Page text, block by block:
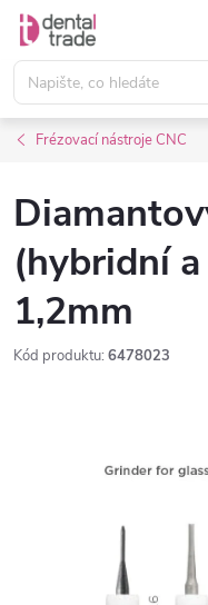
Přejít
obsah
Frézovací nástroje CNC
(hybridní
1,2mm
Kód produktu: 6478023